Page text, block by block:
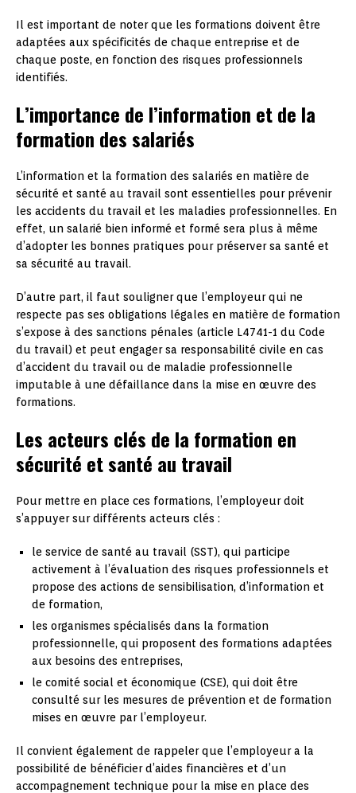
Il est important de noter que les formations doivent être
adaptées aux spécificités de chaque entreprise et de
chaque poste, en fonction des risques professionnels
identifiés.
L’importance de l’information et de la
formation des salariés
L’information et la formation des salariés en matière de
sécurité et santé au travail sont essentielles pour prévenir
les accidents du travail et les maladies professionnelles. En
effet, un salarié bien informé et formé sera plus à même
d’adopter les bonnes pratiques pour préserver sa santé et
sa sécurité au travail.
D’autre part, il faut souligner que l’employeur qui ne
respecte pas ses obligations légales en matière de formation
s’expose à des sanctions pénales (article L4741-1 du Code
du travail) et peut engager sa responsabilité civile en cas
d’accident du travail ou de maladie professionnelle
imputable à une défaillance dans la mise en œuvre des
formations.
Les acteurs clés de la formation en
sécurité et santé au travail
Pour mettre en place ces formations, l’employeur doit
s’appuyer sur différents acteurs clés :
le service de santé au travail (SST), qui participe
activement à l’évaluation des risques professionnels et
propose des actions de sensibilisation, d’information et
de formation,
les organismes spécialisés dans la formation
professionnelle, qui proposent des formations adaptées
aux besoins des entreprises,
le comité social et économique (CSE), qui doit être
consulté sur les mesures de prévention et de formation
mises en œuvre par l’employeur.
Il convient également de rappeler que l’employeur a la
possibilité de bénéficier d’aides financières et d’un
accompagnement technique pour la mise en place des